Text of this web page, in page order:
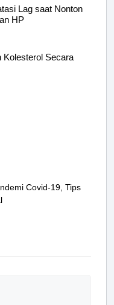
Lag saat Nonton
HP
Kolesterol Secara
Covid-19 Tips